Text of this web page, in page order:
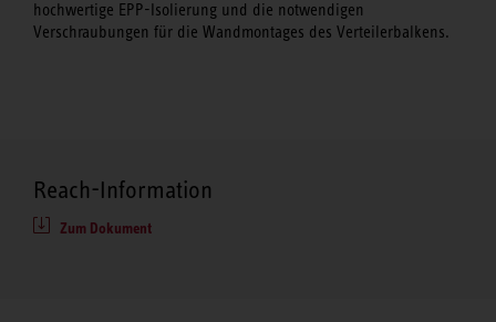
hochwertige EPP-Isolierung und die notwendigen
Verschraubungen für die Wandmontages des Verteilerbalkens.
Reach-Information
Zum Dokument